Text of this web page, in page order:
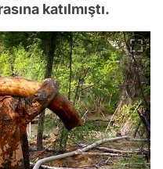
katılmıştı.